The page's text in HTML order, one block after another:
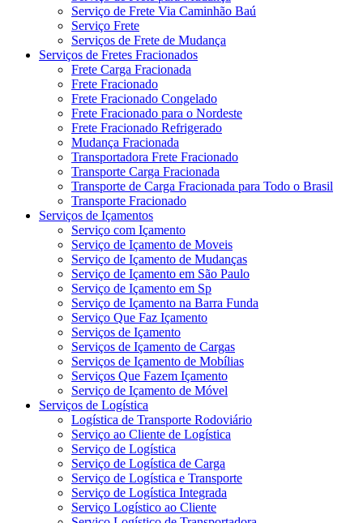
Serviço de Frete Via Caminhão Baú
Serviço Frete
Serviços de Frete de Mudança
Serviços de Fretes Fracionados
Frete Carga Fracionada
Frete Fracionado
Frete Fracionado Congelado
Frete Fracionado para o Nordeste
Frete Fracionado Refrigerado
Mudança Fracionada
Transportadora Frete Fracionado
Transporte Carga Fracionada
Transporte de Carga Fracionada para Todo o Brasil
Transporte Fracionado
Serviços de Içamentos
Serviço com Içamento
Serviço de Içamento de Moveis
Serviço de Içamento de Mudanças
Serviço de Içamento em São Paulo
Serviço de Içamento em Sp
Serviço de Içamento na Barra Funda
Serviço Que Faz Içamento
Serviços de Içamento
Serviços de Içamento de Cargas
Serviços de Içamento de Mobílias
Serviços Que Fazem Içamento
Serviço de Içamento de Móvel
Serviços de Logística
Logística de Transporte Rodoviário
Serviço ao Cliente de Logística
Serviço de Logística
Serviço de Logística de Carga
Serviço de Logística e Transporte
Serviço de Logística Integrada
Serviço Logístico ao Cliente